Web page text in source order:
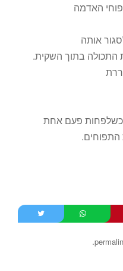
האדמה
אותה
בתוך השקית.
כשלפחות פעם אחת
.